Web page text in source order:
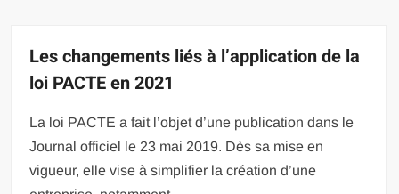
Les changements liés à l’application de la
loi PACTE en 2021
La loi PACTE a fait l’objet d’une publication dans le
Journal officiel le 23 mai 2019. Dès sa mise en
vigueur, elle vise à simplifier la création d’une